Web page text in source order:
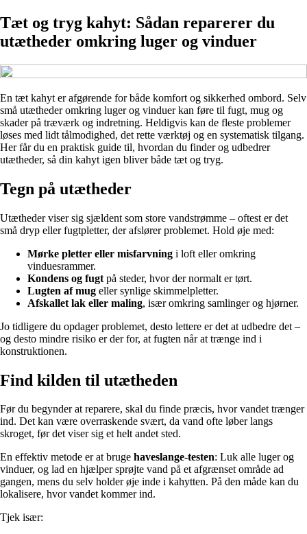
Tæt og tryg kahyt: Sådan reparerer du
utætheder omkring luger og vinduer
En tæt kahyt er afgørende for både komfort og sikkerhed ombord. Selv
små utætheder omkring luger og vinduer kan føre til fugt, mug og
skader på træværk og indretning. Heldigvis kan de fleste problemer
løses med lidt tålmodighed, det rette værktøj og en systematisk tilgang.
Her får du en praktisk guide til, hvordan du finder og udbedrer
utætheder, så din kahyt igen bliver både tæt og tryg.
Tegn på utætheder
Utætheder viser sig sjældent som store vandstrømme – oftest er det
små dryp eller fugtpletter, der afslører problemet. Hold øje med:
Mørke pletter eller misfarvning i loft eller omkring
vinduesrammer.
Kondens og fugt på steder, hvor der normalt er tørt.
Lugten af mug eller synlige skimmelpletter.
Afskallet lak eller maling, især omkring samlinger og hjørner.
Jo tidligere du opdager problemet, desto lettere er det at udbedre det –
og desto mindre risiko er der for, at fugten når at trænge ind i
konstruktionen.
Find kilden til utætheden
Før du begynder at reparere, skal du finde præcis, hvor vandet trænger
ind. Det kan være overraskende svært, da vand ofte løber langs
skroget, før det viser sig et helt andet sted.
En effektiv metode er at bruge haveslange-testen: Luk alle luger og
vinduer, og lad en hjælper sprøjte vand på et afgrænset område ad
gangen, mens du selv holder øje inde i kahytten. På den måde kan du
lokalisere, hvor vandet kommer ind.
Tjek især: